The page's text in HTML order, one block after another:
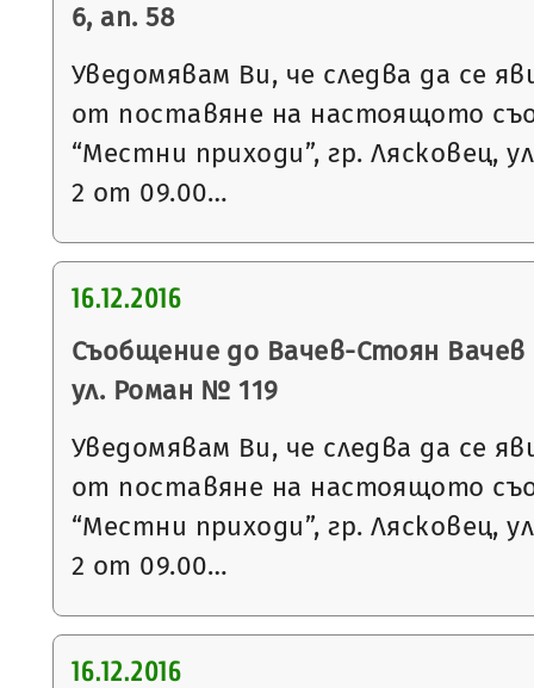
6, ап. 58
Уведомявам Ви, че следва да се
от поставяне на настоящото
“Местни приходи”, гр. Лясковец,
2 от 09.00…
16.12.2016
Съобщение до Вачев-Стоян Вачев
ул. Роман № 119
Уведомявам Ви, че следва да се
от поставяне на настоящото
“Местни приходи”, гр. Лясковец,
2 от 09.00…
16.12.2016